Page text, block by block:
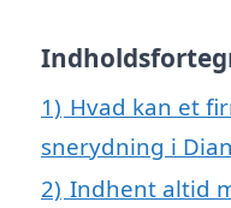
1) Hvad kan et
snerydning i
2) Indhent altid